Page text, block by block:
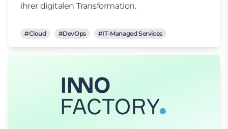
ihrer digitalen Transformation.
#Cloud #DevOps #IT-Managed Services